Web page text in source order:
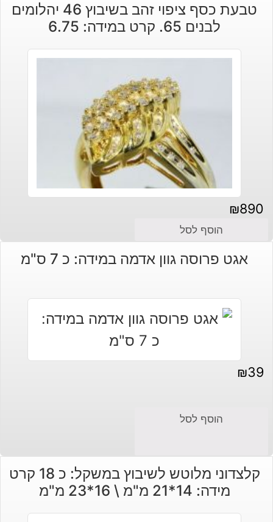
טבעת כסף ציפוי זהב בשיבוץ 46 יהלומים
לבנים 65. קרט במידה: 6.75
₪890
הוסף לסל
אגט פרוסה גוון אדמה במידה: כ 7 ס"מ
₪39
הוסף לסל
קלצדוני מלוטש לשיבוץ במשקל: כ 18 קרט
מידה: 14*21 מ"מ \ 16*23 מ"מ